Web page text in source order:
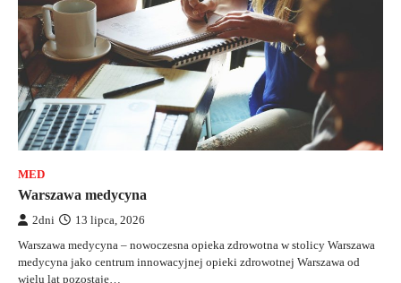
MED
Warszawa medycyna
2dni 13 lipca, 2026
Warszawa medycyna – nowoczesna opieka zdrowotna w stolicy Warszawa
medycyna jako centrum innowacyjnej opieki zdrowotnej Warszawa od
wielu lat pozostaje…